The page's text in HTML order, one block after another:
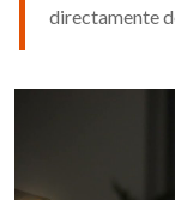
directamente